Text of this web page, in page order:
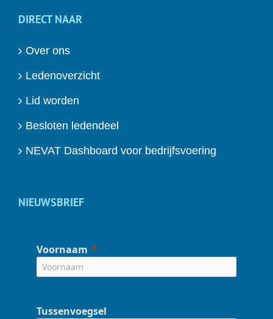
DIRECT NAAR
Over ons
Ledenoverzicht
Lid worden
Besloten ledendeel
NEVAT Dashboard voor bedrijfsvoering
NIEUWSBRIEF
Voornaam
Tussenvoegsel